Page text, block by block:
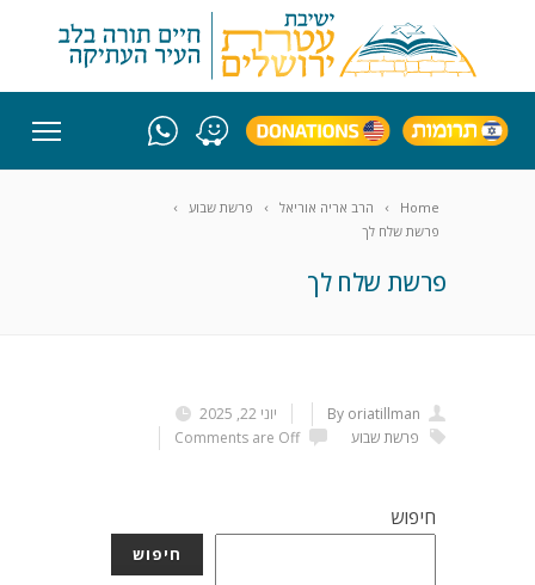
Home הרב אריה אוריאל
פרשת שבוע
פרשת שלח לך
פרשת שלח לך
יוני 22, 2025
By oriatillman
Comments are Off
פרשת שבוע
חיפוש
חיפוש